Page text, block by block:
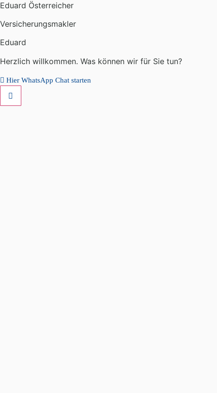
Eduard Österreicher
Versicherungsmakler
Eduard
Herzlich willkommen. Was können wir für Sie tun?
Hier WhatsApp Chat starten